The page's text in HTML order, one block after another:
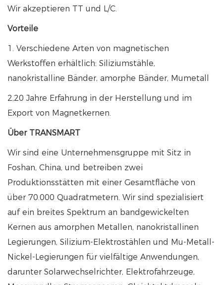
Wir akzeptieren TT und L/C.
Vorteile
1. Verschiedene Arten von magnetischen
Werkstoffen erhältlich: Siliziumstähle,
nanokristalline Bänder, amorphe Bänder, Mumetall
2,20 Jahre Erfahrung in der Herstellung und im
Export von Magnetkernen.
Über TRANSMART
Wir sind eine Unternehmensgruppe mit Sitz in
Foshan, China, und betreiben zwei
Produktionsstätten mit einer Gesamtfläche von
über 70.000 Quadratmetern. Wir sind spezialisiert
auf ein breites Spektrum an bandgewickelten
Kernen aus amorphen Metallen, nanokristallinen
Legierungen, Silizium-Elektrostählen und Mu-Metall-
Nickel-Legierungen für vielfältige Anwendungen,
darunter Solarwechselrichter, Elektrofahrzeuge,